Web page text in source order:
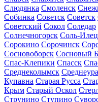
Слюдянка Смоленск
Собинка Советск Советск
Советский Сокол Соледар
Солнечногорск Соль-
Сорокино Сорочинск
Сосновоборск Сосновый
Спас-Клепики Спасск
Среднеколымск
Купавна Старая Русса
Крым Старый Оскол
Струнино Ступино